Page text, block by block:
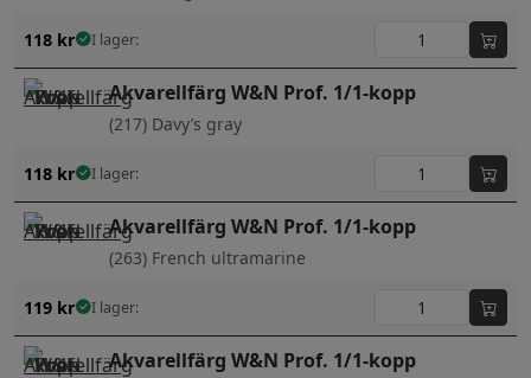
118 kr I lager:
Akvarellfärg W&N Prof. 1/1-kopp
(217) Davy’s gray
118 kr I lager:
Akvarellfärg W&N Prof. 1/1-kopp
(263) French ultramarine
119 kr I lager:
Akvarellfärg W&N Prof. 1/1-kopp